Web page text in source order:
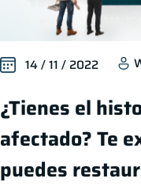
14 / 11 / 2022
¿Tienes el
afectado? Te
puedes